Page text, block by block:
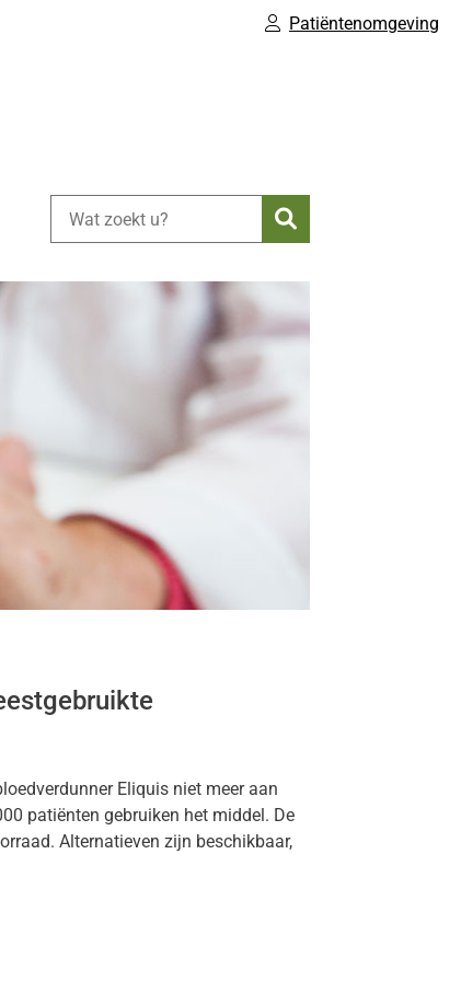
Patiëntenomgeving
Zoeken
Eliquis niet meer aan
patiënten gebruiken het middel. De
Alternatieven zijn beschikbaar,